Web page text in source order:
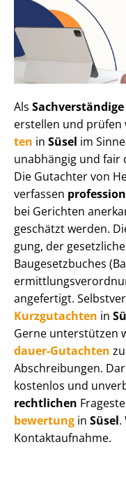
Als Sachverständige
erstellen und prüfen
ten in Süsel im
unabhängig und fair
Die Gutachter von
verfassen
bei Gerichten
geschätzt werden.
gung, der
Baugesetzbuches
angefertigt.
Kurzgutachten in
Gerne unterstützen
dau­er-Gutachten
Abschreibungen.
kostenlos und
rechtlichen
be­wer­tung in Süsel.
Kontaktaufnahme.